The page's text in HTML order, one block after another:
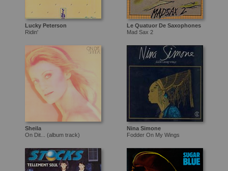
Lucky Peterson
Ridin'
Le Quatuor De Saxophones
Mad Sax 2
Sheila
On Dit... (album track)
Nina Simone
Fodder On My Wings